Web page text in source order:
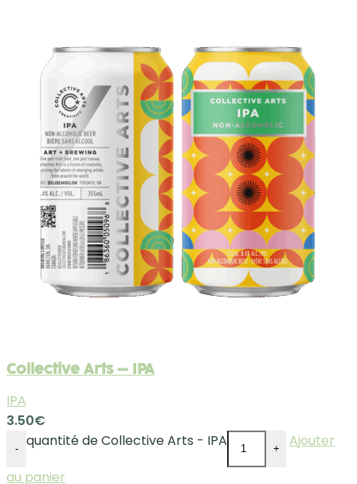
Collective Arts – IPA
IPA
3.50€
- quantité de Collective Arts - IPA +
Ajouter
au panier